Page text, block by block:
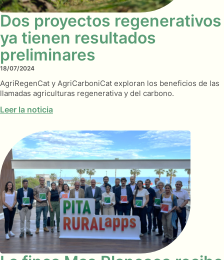
Dos proyectos regenerativos
ya tienen resultados
preliminares
18/07/2024
AgriRegenCat y AgriCarboniCat exploran los beneficios de las
llamadas agriculturas regenerativa y del carbono.
Leer la noticia